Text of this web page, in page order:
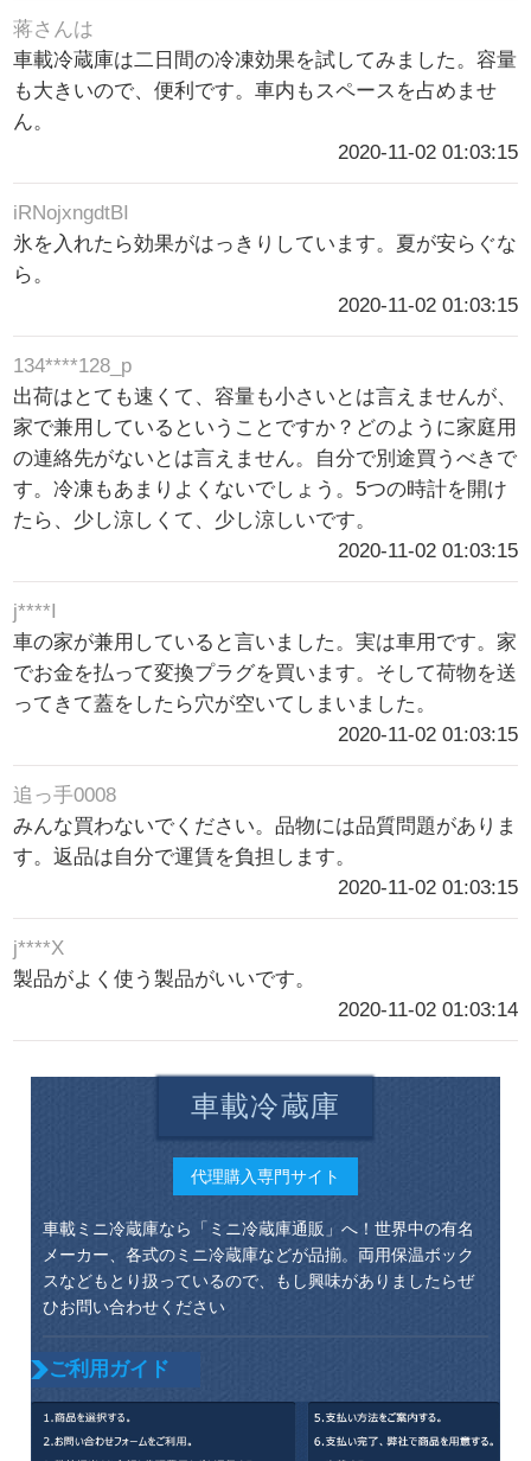
蒋さんは
車載冷蔵庫は二日間の冷凍効果を試してみました。容量
も大きいので、便利です。車内もスペースを占めませ
ん。
2020-11-02 01:03:15
iRNojxngdtBI
氷を入れたら効果がはっきりしています。夏が安らぐな
ら。
2020-11-02 01:03:15
134****128_p
出荷はとても速くて、容量も小さいとは言えませんが、
家で兼用しているということですか？どのように家庭用
の連絡先がないとは言えません。自分で別途買うべきで
す。冷凍もあまりよくないでしょう。5つの時計を開け
たら、少し涼しくて、少し涼しいです。
2020-11-02 01:03:15
j****I
車の家が兼用していると言いました。実は車用です。家
でお金を払って変換プラグを買います。そして荷物を送
ってきて蓋をしたら穴が空いてしまいました。
2020-11-02 01:03:15
追っ手0008
みんな買わないでください。品物には品質問題がありま
す。返品は自分で運賃を負担します。
2020-11-02 01:03:15
j****X
製品がよく使う製品がいいです。
2020-11-02 01:03:14
車載冷蔵庫
代理購入専門サイト
車載ミニ冷蔵庫なら「ミニ冷蔵庫通販」へ！世界中の有名
メーカー、各式のミニ冷蔵庫などが品揃。両用保温ボック
スなどもとり扱っているので、もし興味がありましたらぜ
ひお問い合わせください
ご利用ガイド